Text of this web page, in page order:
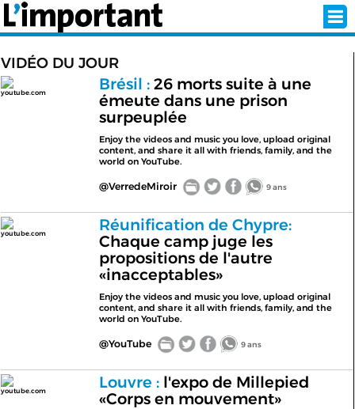
INSCRIPTION CONNEXION
SÉLECTION DE L'ÉTÉ
ABONNEZ-VOUS À LA NEWSLETTER!
< RETOUR À L'ACCUEIL
VIDÉO DU JOUR
youtube.com Brésil :26 morts suite à une
émeute dans une prison
surpeuplée
Enjoy the videos and music you love, upload original
content, and share it all with friends, family, and the
world on YouTube.
@VerredeMiroir 9 ans
youtube.com
Réunification de Chypre:
Chaque camp juge les
propositions de l'autre
«inacceptables»
Enjoy the videos and music you love, upload original
content, and share it all with friends, family, and the
world on YouTube.
@YouTube 9 ans
youtube.com Louvre :l'expo de Millepied
«Corps en mouvement»